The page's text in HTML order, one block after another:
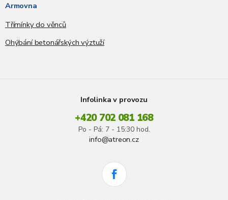
Armovna
Třímínky do věnců
Ohýbání betonářských výztuží
Infolinka v provozu
+420 702 081 168
Po - Pá: 7 - 15:30 hod.
info@atreon.cz